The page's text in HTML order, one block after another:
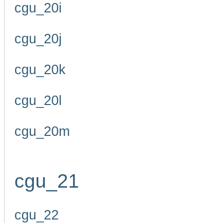
cgu_20i
cgu_20j
cgu_20k
cgu_20l
cgu_20m
cgu_21
cgu_22